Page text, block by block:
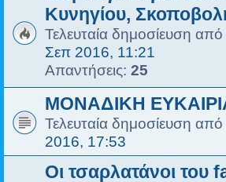
Κυνηγίου,
Τελευταία δημοσίευση από
Σεπ 2016, 11:21
Απαντήσεις: 25
ΜΟΝΑΔΙΚΗ
Τελευταία δημοσίευση από
2016, 17:53
Οι τσαρλατάνοι του